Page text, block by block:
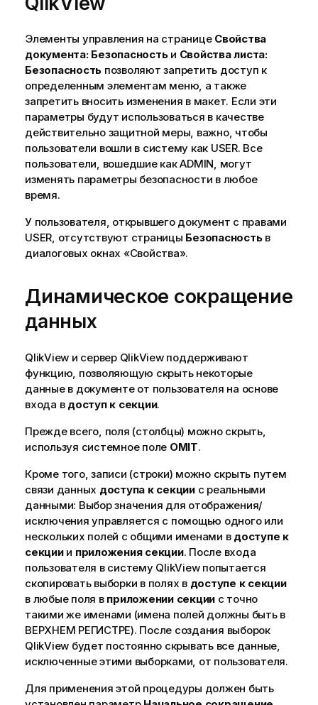
Элементы управления на странице Свойства
документа: Безопасностьи Свойства листа:
Безопасность позволяют запретить доступ к
определенным элементам меню, а также
запретить вносить изменения в макет. Если эти
параметры будут использоваться в качестве
действительно защитной меры, важно, чтобы
пользователи вошли в систему как USER. Все
пользователи, вошедшие как ADMIN, могут
изменять параметры безопасности в любое
время.
У пользователя, открывшего документ с правами
USER, отсутствуют страницы Безопасностьв
диалоговых окнах «Свойства».
Динамическое сокращение
данных
QlikView и сервер QlikView поддерживают
функцию, позволяющую скрыть некоторые
данные в документе от пользователя на основе
входа в доступ к секции.
Прежде всего, поля (столбцы) можно скрыть,
используя системное поле OMIT.
Кроме того, записи (строки) можно скрыть путем
связи данных доступа к секциис реальными
данными: Выбор значения для отображения/
исключения управляется с помощью одного или
нескольких полей с общими именами в доступе к
секциии приложения секции. После входа
пользователя в систему QlikView попытается
скопировать выборки в полях в доступе к секции
в любые поля в приложении секции с точно
такими же именами (имена полей должны быть в
ВЕРХНЕМ РЕГИСТРЕ). После создания выборок
QlikView будет постоянно скрывать все данные,
исключенные этими выборками, от пользователя.
Для применения этой процедуры должен быть